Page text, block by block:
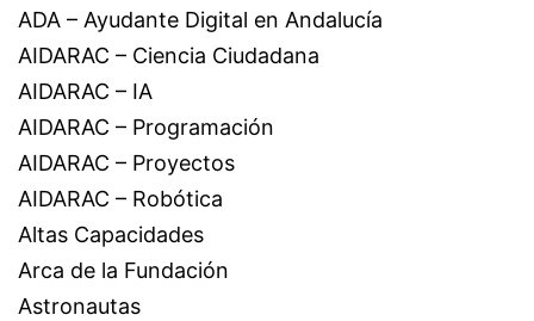
ADA – Ayudante Digital en Andalucía
AIDARAC – Ciencia Ciudadana
AIDARAC – IA
AIDARAC – Programación
AIDARAC – Proyectos
AIDARAC – Robótica
Altas Capacidades
Arca de la Fundación
Astronautas